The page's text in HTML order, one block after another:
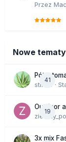
Przez
Nowe tematy
41
stix33 ·
19
Outdoor
3x mix